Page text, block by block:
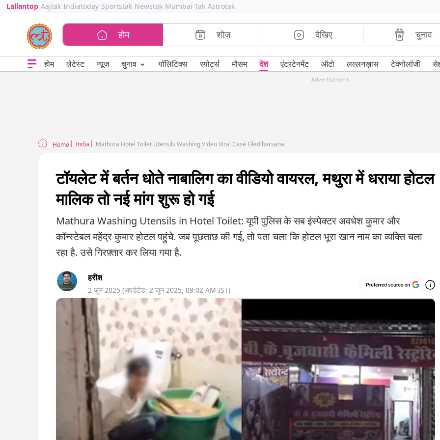
Lallantop Aajtak Indiatoday Sportstak Newstak Mumbai Tak Astrotak
होम शोज़ देखिए चुनाव
होम लेटेस्ट न्यूज़ चुनाव ⌄ पॉलिटिक्स स्पोर्ट्स मौसम देश एंटरटेनमेंट ऑटो लल्लनख़ास टेक्नोलॉजी
Advertisement
Home India Mathura Hotel Toilet Utensils Washing Video Viral Case Filed barsana
टॉयलेट में बर्तन धोते नाबालिग का वीडियो वायरल, मथुरा में धराया होटल
मालिक तो नई मांग शुरू हो गई
Mathura Washing Utensils in Hotel Toilet: यूपी पुलिस के सब इंस्पेक्टर अवधेश कुमार और
कॉन्स्टेबल महेंद्र कुमार होटल पहुंचे. जब पूछताछ की गई, तो पता चला कि होटल भूरा खान नाम का व्यक्ति चला
रहा है. उसे गिरफ़्तार कर लिया गया है.
हरीश
2 जून 2025 (अपडेटेड: 2 जून 2025, 09:02 AM IST)